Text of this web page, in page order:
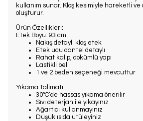
kullanım sunar. Kloş kesimiyle hareketli ve
oluşturur.
Ürün Özellikleri:
Etek Boyu: 93 cm
Nakış detaylı kloş etek
Etek ucu dantel detaylı
Rahat kalıp, dökümlü yapı
Lastikli bel
1 ve 2 beden seçeneği mevcuttur
Yıkama Talimatı:
30°C’de hassas yıkama önerilir
Sıvı deterjan ile yıkayınız
Ağartıcı kullanmayınız
Düşük ısıda ütüleyiniz